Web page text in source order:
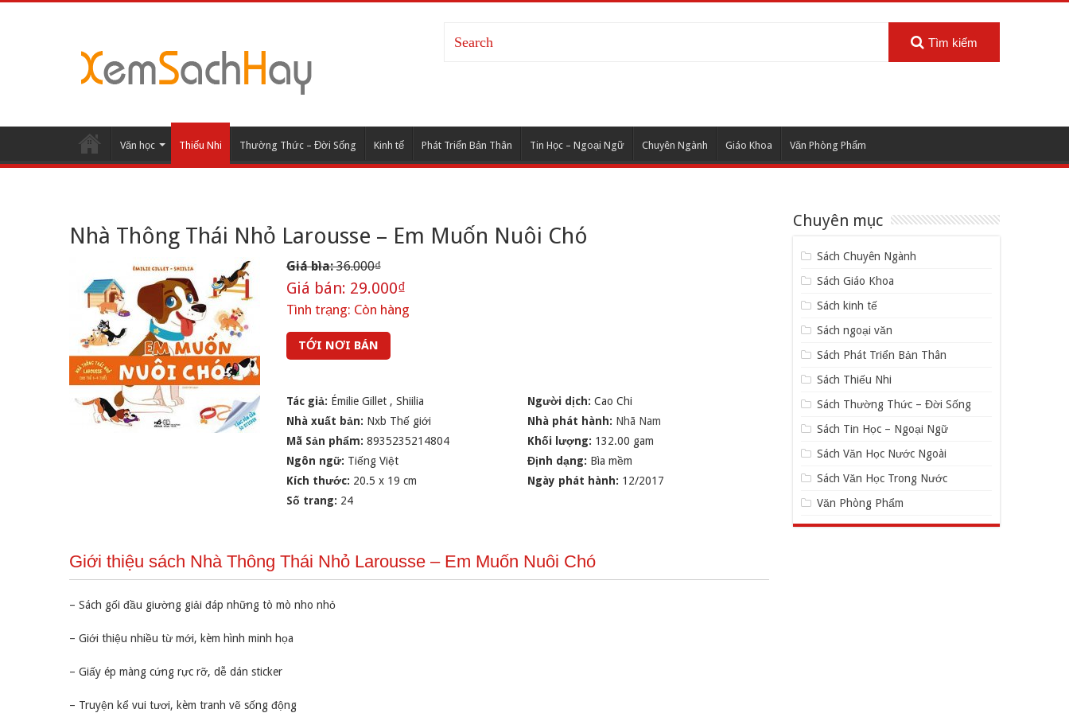
Tìm kiếm
Văn học Thiếu Nhi Thường Thức – Đời Sống Kinh tế Phát Triển Bản Thân Tin Học – Ngoại Ngữ Chuyên Ngành Giáo Khoa Văn Phòng Phẩm
Nhà Thông Thái Nhỏ Larousse – Em Muốn Nuôi Chó
Giá bìa:36.000₫
Giá bán: 29.000₫
Tình trạng: Còn hàng
TỚI NƠI BÁN
Tác giả: Émilie Gillet, Shiilia Người dịch:Cao Chi
Nhà xuất bản: Nxb Thế giới Nhà phát hành: Nhã Nam
Mã Sản phẩm: 8935235214804 Khối lượng: 132.00 gam
Ngôn ngữ: Tiếng Việt Định dạng: Bìa mềm
Kích thước: 20.5 x 19 cm Ngày phát hành: 12/2017
Số trang: 24
Giới thiệu sách Nhà Thông Thái Nhỏ Larousse – Em Muốn Nuôi Chó
– Sách gối đầu giường giải đáp những tò mò nho nhỏ
– Giới thiệu nhiều từ mới, kèm hình minh họa
– Giấy ép màng cứng rực rỡ, dễ dán sticker
– Truyện kể vui tươi, kèm tranh vẽ sống động
Chuyên mục
Sách Chuyên Ngành
Sách Giáo Khoa
Sách kinh tế
Sách ngoại văn
Sách Phát Triển Bản Thân
Sách Thiếu Nhi
Sách Thường Thức – Đời Sống
Sách Tin Học – Ngoại Ngữ
Sách Văn Học Nước Ngoài
Sách Văn Học Trong Nước
Văn Phòng Phẩm